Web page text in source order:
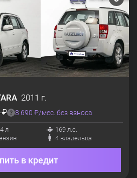
2011 г.
₽ 8 690 ₽/мес. без взноса
л
169 л.с.
4 владельца
в кредит